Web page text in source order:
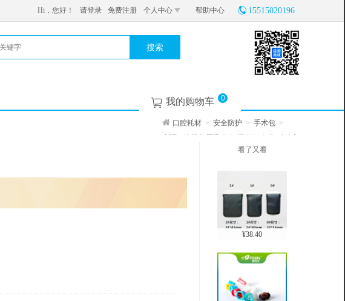
个人中心 帮助中心 15515020196
Hi，您好！ 请登录 免费注册
搜索
我的购物车 0
口腔耗材 > 安全防护 > 手术包 >
金环一次性使用手术衣/手术衣 中号 1包1个
看了又看
¥24.90